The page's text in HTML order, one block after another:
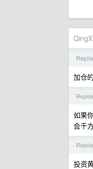
加仓
如果
会千
投资